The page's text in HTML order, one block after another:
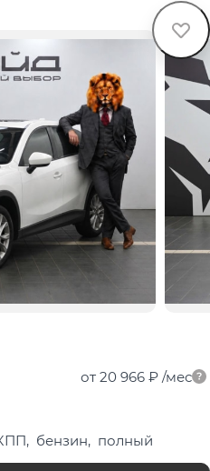
от 20 966 ₽ /мес
бензин, полный